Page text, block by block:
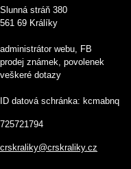
Slunná stráň 380
561 69 Králíky
administrátor webu, FB
prodej známek, povolenek
veškeré dotazy
ID datová schránka: kcmabnq
725721794
crskraliky@crskraliky.cz